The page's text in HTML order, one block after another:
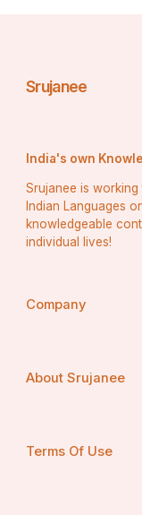
ଦିବ୍ୟ ଅବତାର ସେ
ଏହି ଜଗନ୍ନାଥଙ୍କର
କପିଳେନ୍ଦ୍ରଦେବ
Srujanee
India's own
Srujanee is
Indian Languages
knowledgeable
individual lives!
Company
About Srujanee
Terms Of Use